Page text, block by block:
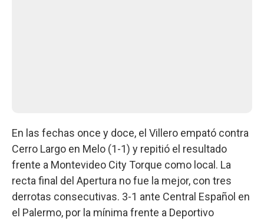
En las fechas once y doce, el Villero empató contra
Cerro Largo en Melo (1-1) y repitió el resultado
frente a Montevideo City Torque como local. La
recta final del Apertura no fue la mejor, con tres
derrotas consecutivas. 3-1 ante Central Español en
el Palermo, por la mínima frente a Deportivo